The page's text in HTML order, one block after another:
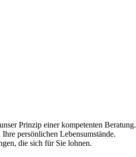
Prinzip einer kompetenten Beratung.
persönlichen Lebensumstände.
die sich für Sie lohnen.